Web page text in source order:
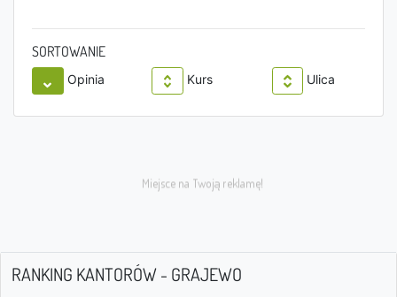
SORTOWANIE
Opinia Kurs Ulica
RANKING KANTORÓW - GRAJEWO